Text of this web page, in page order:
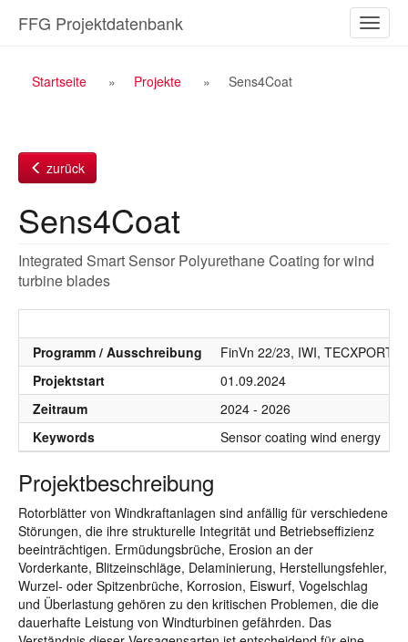
Inhalt
ein-/
FFG Projektdatenbank
Breadcrumb
Startseite Projekte Sens4Coat
zurück
Sens4Coat
Integrated Smart Sensor Polyurethane Coating for wind
turbine blades
Programm / Ausschreibung
FinVn 22/23, IWI, TECXPORT:
Projektstart
01.09.2024
Zeitraum
2024 - 2026
Keywords
Sensor coating wind energy
Projektbeschreibung
Rotorblätter von Windkraftanlagen sind anfällig für verschiedene
Störungen, die ihre strukturelle Integrität und Betriebseffizienz
beeinträchtigen. Ermüdungsbrüche, Erosion an der
Vorderkante, Blitzeinschläge, Delaminierung, Herstellungsfehler,
Wurzel- oder Spitzenbrüche, Korrosion, Eiswurf, Vogelschlag
und Überlastung gehören zu den kritischen Problemen, die die
dauerhafte Leistung von Windturbinen gefährden. Das